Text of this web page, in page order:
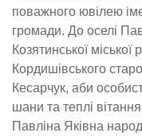
поважного ювілею
громади. До оселі
Козятинської
Кордишівського
Кесарчук, аби
шани та теплі
Павліна Яківна